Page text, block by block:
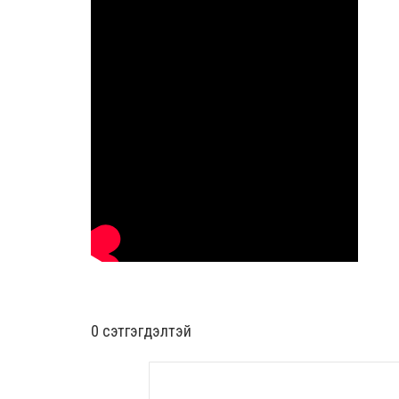
0 cэтгэгдэлтэй